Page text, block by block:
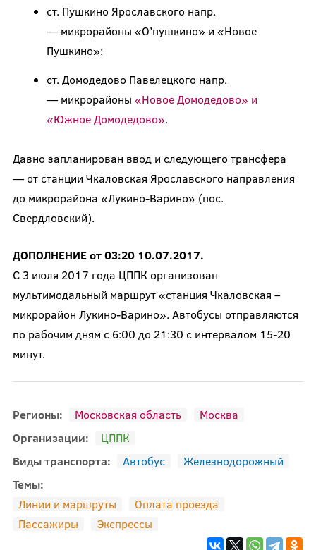
ст. Пушкино Ярославского напр.
— микрорайоны «О’пушкино» и «Новое
Пушкино»;
ст. Домодедово Павелецкого напр.
— микрорайоны «Новое Домодедово» и
«Южное Домодедово».
Давно запланирован ввод и следующего трансфера
— от станции Чкаловская Ярославского направления
до микрорайона «Лукино-Варино» (пос.
Свердловский).
ДОПОЛНЕНИЕ от 03:20 10.07.2017.
С 3 июля 2017 года ЦППК организован
мультимодальный маршрут «станция Чкаловская –
микрорайон Лукино-Варино». Автобусы отправляются
по рабочим дням с 6:00 до 21:30 с интервалом 15-20
минут.
Регионы: Московская область
Москва
Организации:
ЦППК
Виды транспорта:
Автобус
Железнодорожный
Темы:
Линии и маршруты
Оплата проезда
Пассажиры
Экспрессы